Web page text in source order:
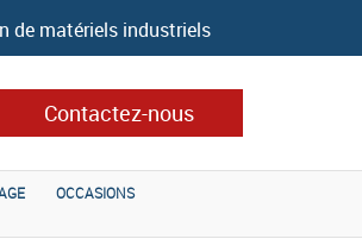
de matériels industriels
Contactez-nous
OCCASIONS